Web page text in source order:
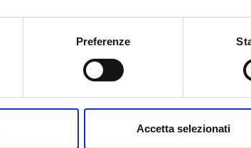
anche:
sulla tua posizione geografica, con
consenso in qualsiasi momento dalla
Preferenze
Accetta selezionati